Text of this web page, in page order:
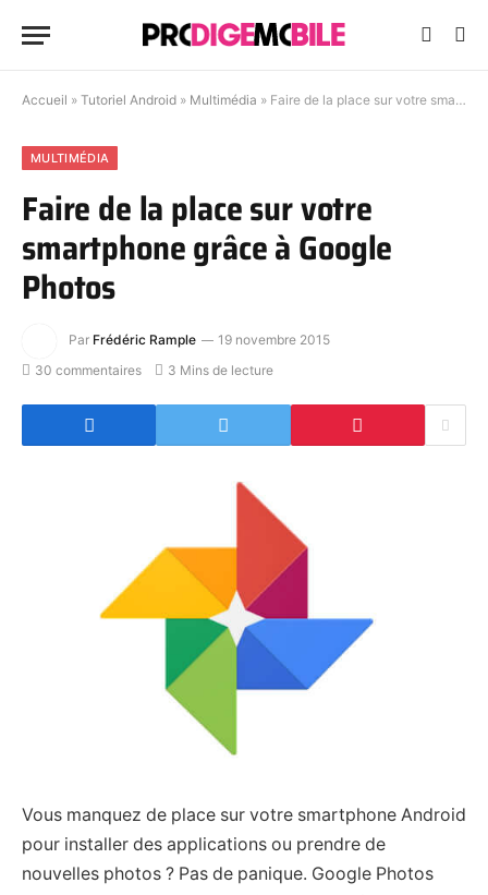
Accueil » Tutoriel Android » Multimédia » Faire de la place sur votre smartphone grâce à Google Photos
MULTIMÉDIA
Faire de la place sur votre
smartphone grâce à Google
Photos
Par Frédéric Rample
19 novembre 2015
30 commentaires
3 Mins de lecture
Vous manquez de place sur votre smartphone Android
pour installer des applications ou prendre de
nouvelles photos ? Pas de panique. Google Photos